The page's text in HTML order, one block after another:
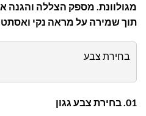
מגולוונת. מספק הצללה והגנה
תוך שמירה על מראה נקי
בחירת צבע
01. בחירת צבע גגון